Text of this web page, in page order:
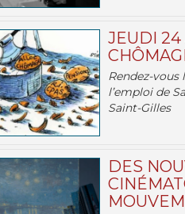
JEUDI 24
Rendez-vous
l’emploi de
Saint-Gilles
DES